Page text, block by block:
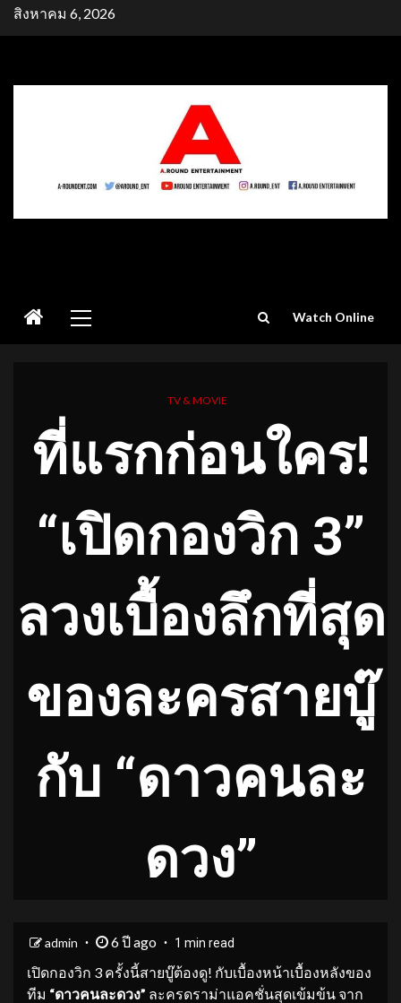
Skipสิงหาคม 6, 2026
Menu
Watch Online
TV & MOVIE
ที่แรกก่อนใคร!
“เปิดกองวิก 3”
ลวงเบื้องลึกที่สุด
ของละครสายบู๊
กับ “ดาวคนละ
ดวง”
admin 6 ปี ago 1 min read
เปิดกองวิก 3 ครั้งนี้สายบู๊ต้องดู! กับเบื้องหน้าเบื้องหลังของ
ทีม “ดาวคนละดวง” ละครดราม่าแอคชั่นสุดเข้มข้น จาก